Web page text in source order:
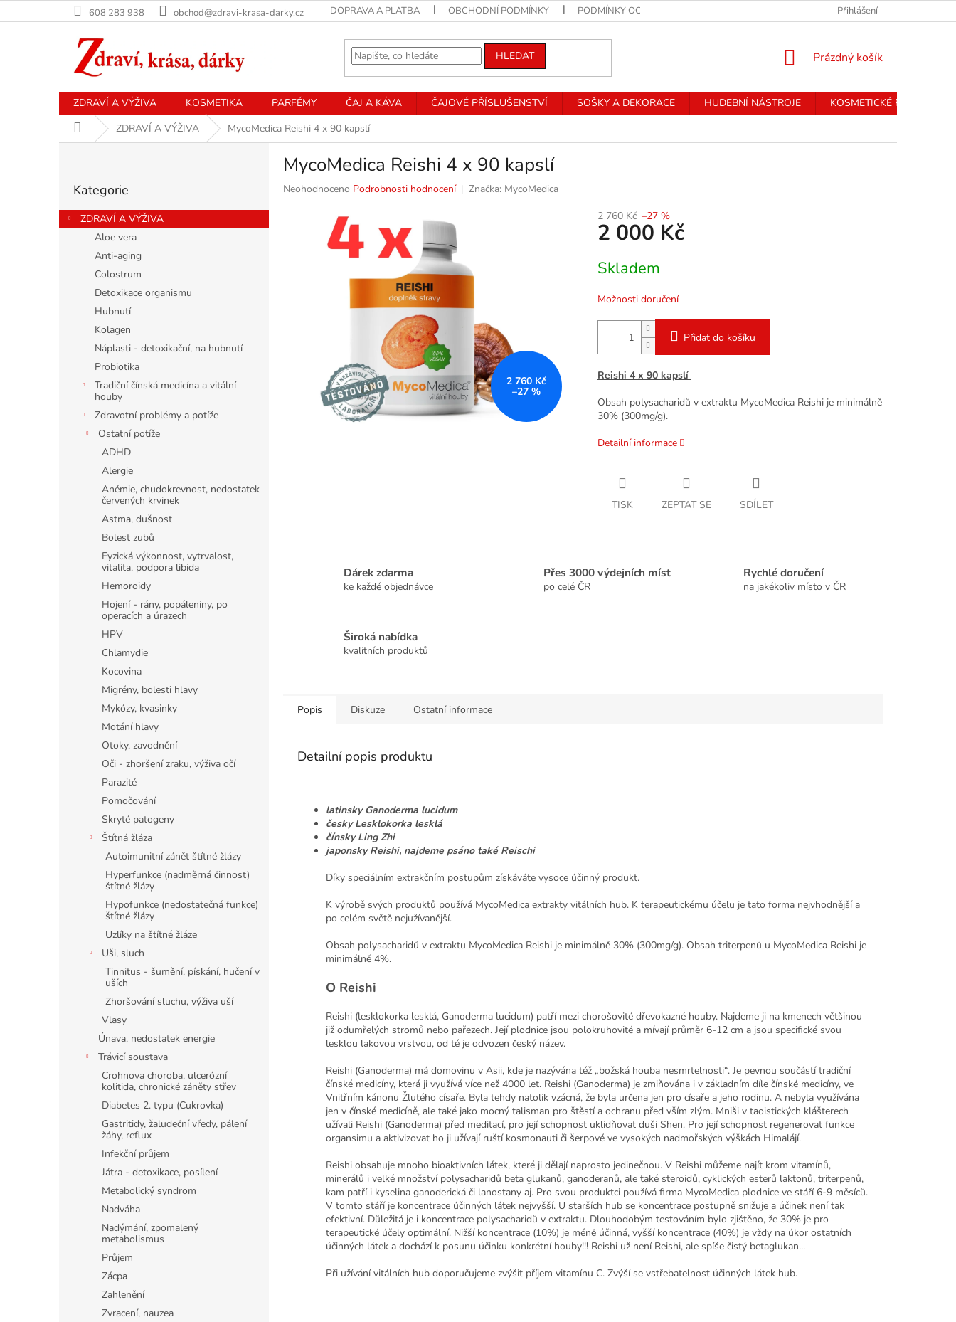
na
608 283 938 obchod@zdravi-krasa-darky.cz DOPRAVA A PLATBA OBCHODNÍ PODMÍNKY PODMÍNKY OCHRANY OSOBNÍCH ÚDAJŮ Přihlášení
HLEDAT
NÁKUPNÍ
Prázdný košík
ZDRAVÍ A VÝŽIVA KOSMETIKA PARFÉMY ČAJ A KÁVA ČAJOVÉ PŘÍSLUŠENSTVÍ SOŠKY A DEKORACE HUDEBNÍ NÁSTROJE
KOSMETICKÉ PŘÍSTROJE
Domů ZDRAVÍ A VÝŽIVA MycoMedica Reishi 4 x 90 kapslí
r
a
kategorie
Kategorie
ZDRAVÍ A VÝŽIVA
Aloe vera
Anti-aging
Colostrum
Detoxikace organismu
Hubnutí
Kolagen
Náplasti - detoxikační, na hubnutí
Probiotika
Tradiční čínská medicína a vitální
houby
Zdravotní problémy a potíže
Ostatní potíže
ADHD
Alergie
Anémie, chudokrevnost, nedostatek
červených krvinek
Astma, dušnost
Bolest zubů
Fyzická výkonnost, vytrvalost,
vitalita, podpora libida
Hemoroidy
Hojení - rány, popáleniny, po
operacích a úrazech
HPV
Chlamydie
Kocovina
Migrény, bolesti hlavy
Mykózy, kvasinky
Motání hlavy
Otoky, zavodnění
Oči - zhoršení zraku, výživa očí
Parazité
Pomočování
Skryté patogeny
Štítná žláza
Autoimunitní zánět štítné žlázy
Hyperfunkce (nadměrná činnost)
štítné žlázy
Hypofunkce (nedostatečná funkce)
štítné žlázy
Uzlíky na štítné žláze
Uši, sluch
Tinnitus - šumění, pískání, hučení v
uších
Zhoršování sluchu, výživa uší
Vlasy
Únava, nedostatek energie
Trávicí soustava
Crohnova choroba, ulcerózní
kolitida, chronické záněty střev
Diabetes 2. typu (Cukrovka)
Gastritidy, žaludeční vředy, pálení
žáhy, reflux
Infekční průjem
Játra - detoxikace, posílení
Metabolický syndrom
Nadváha
Nadýmání, zpomalený
metabolismus
Průjem
Zácpa
Zahlenění
Zvracení, nauzea
MycoMedica Reishi 4 x 90 kapslí
Průměrné
Neohodnoceno Podrobnosti hodnocení Značka: MycoMedica
2 760 Kč
–27 %
2 760 Kč –27 %
2 000 Kč
cena:
Skladem
Možnosti doručení
Přidat do košíku
Reishi 4 x 90 kapslí
Obsah polysacharidů v extraktu MycoMedica Reishi je minimálně
30% (300mg/g).
Detailní informace
TISK ZEPTAT SE SDÍLET
Dárek zdarma
ke každé objednávce
Přes 3000 výdejních míst
po celé ČR
Rychlé doručení
na jakékoliv místo v ČR
Široká nabídka
kvalitních produktů
Popis Diskuze Ostatní informace
Detailní popis produktu
latinsky Ganoderma lucidum
česky Lesklokorka lesklá
čínsky Ling Zhi
japonsky Reishi, najdeme psáno také Reischi
Díky speciálním extrakčním postupům získáváte vysoce účinný produkt.
K výrobě svých produktů používá MycoMedica extrakty vitálních hub. K terapeutickému účelu je tato forma nejvhodnější a
po celém světě nejužívanější.
Obsah polysacharidů v extraktu MycoMedica Reishi je minimálně 30% (300mg/g). Obsah triterpenů u MycoMedica Reishi je
minimálně 4%.
O Reishi
Reishi (lesklokorka lesklá, Ganoderma lucidum) patří mezi chorošovité dřevokazné houby. Najdeme ji na kmenech většinou
již odumřelých stromů nebo pařezech. Její plodnice jsou polokruhovité a mívají průměr 6-12 cm a jsou specifické svou
lesklou lakovou vrstvou, od té je odvozen český název.
Reishi (Ganoderma) má domovinu v Asii, kde je nazývána též „božská houba nesmrtelnosti“. Je pevnou součástí tradiční
čínské medicíny, která ji využívá více než 4000 let. Reishi (Ganoderma) je zmiňována i v základním díle čínské medicíny, ve
Vnitřním kánonu Žlutého císaře. Byla tehdy natolik vzácná, že byla určena jen pro císaře a jeho rodinu. A nebyla využívána
jen v čínské medicíně, ale také jako mocný talisman pro štěstí a ochranu před vším zlým. Mniši v taoistických klášterech
užívali Reishi (Ganoderma) před meditací, pro její schopnost uklidňovat duši Shen. Pro její schopnost regenerovat funkce
organsimu a aktivizovat ho ji užívají ruští kosmonauti či šerpové ve vysokých nadmořských výškách Himalájí.
Reishi obsahuje mnoho bioaktivních látek, které ji dělají naprosto jedinečnou. V Reishi můžeme najít krom vitamínů,
minerálů i velké množství polysacharidů beta glukanů, ganoderanů, ale také steroidů, cyklických esterů laktonů, triterpenů,
kam patří i kyselina ganoderická či lanostany aj. Pro svou produktci používá firma MycoMedica plodnice ve stáří 6-9 měsíců.
V tomto stáří je koncentrace účinných látek nejvyšší. U starších hub se koncentrace postupně snižuje a účinek není tak
efektivní. Důležitá je i koncentrace polysacharidů v extraktu. Dlouhodobým testováním bylo zjištěno, že 30% je pro
terapeutické účely optimální. Nižší koncentrace (10%) je méně účinná, vyšší koncentrace (40%) je vždy na úkor ostatních
účinných látek a dochází k posunu účinku konkrétní houby!!! Reishi už není Reishi, ale spíše čistý betaglukan...
Při užívání vitálních hub doporučujeme zvýšit příjem vitamínu C. Zvýší se vstřebatelnost účinných látek hub.